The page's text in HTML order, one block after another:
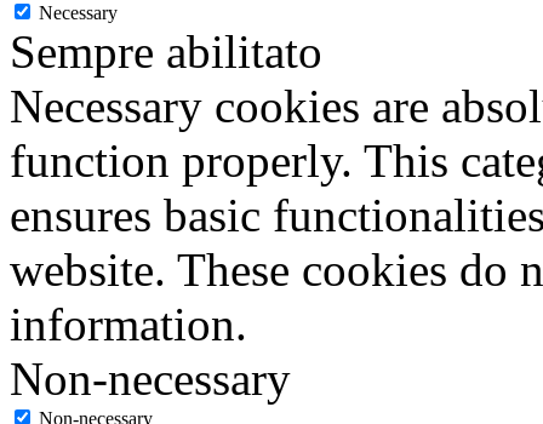
Necessary
Sempre abilitato
Necessary cookies are
function properly. This
ensures basic
website. These cookies do
information.
Non-necessary
Non-necessary